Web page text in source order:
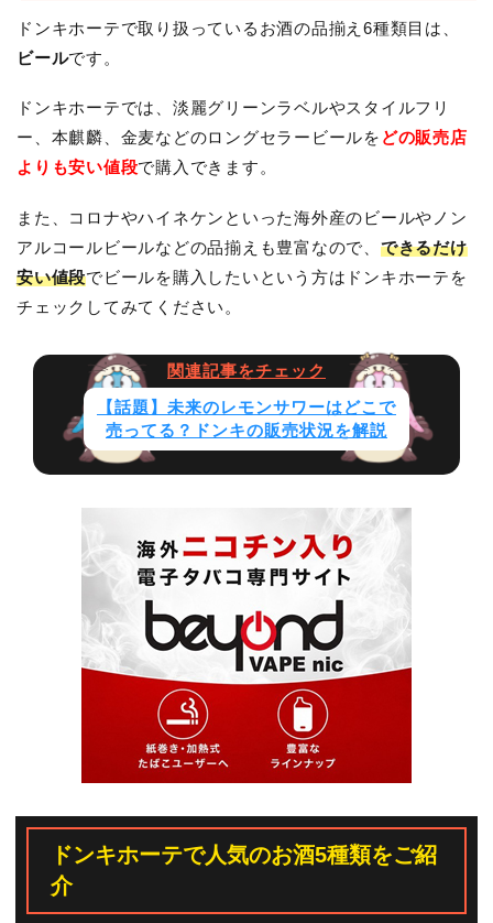
ドンキホーテで取り扱っているお酒の品揃え6種類目は、
ビールです。
ドンキホーテでは、淡麗グリーンラベルやスタイルフリ
ー、本麒麟、金麦などのロングセラービールを どの販売店
よりも安い値段で購入できます。
また、コロナやハイネケンといった海外産のビールやノン
アルコールビールなどの品揃えも豊富なので、 できるだけ
安い値段でビールを購入したいという方はドンキホーテを
チェックしてみてください。
【話題】未来のレモンサワーはどこで
売ってる？ドンキの販売状況を解説
ドンキホーテで人気のお酒5種類をご紹
介